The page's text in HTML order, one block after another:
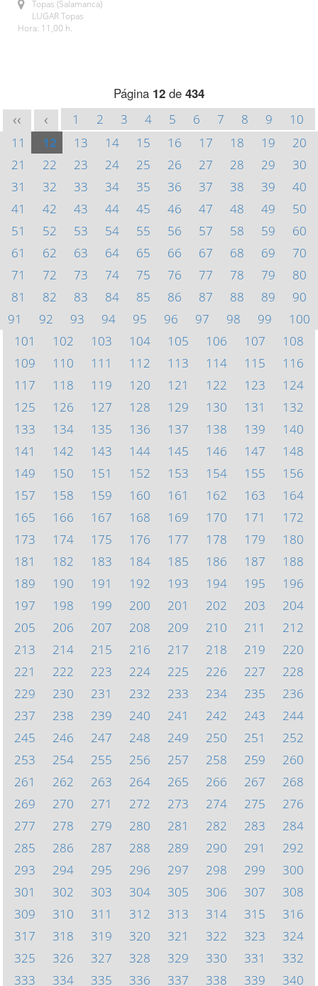
Topas (Salamanca)
LUGAR Topas
Hora: 11,00 h.
Página 12 de 434
<< < 1 2 3 4 5 6 7 8 9
10
11
12 13 14 15 16 17 18 19
20
21
22 23 24 25 26 27 28 29
30
31
32 33 34 35 36 37 38 39
40
41
42 43 44 45 46 47 48 49
50
51
52 53 54 55 56 57 58 59
60
61
62 63 64 65 66 67 68 69
70
71
72 73 74 75 76 77 78 79
80
81
82 83 84 85 86 87 88 89
90
91
92 93 94 95 96 97 98 99
100
101
102 103 104 105 106 107
108
109
110 111 112 113 114 115
116
117
118 119 120 121 122 123
124
125
126 127 128 129 130 131
132
133
134 135 136 137 138 139
140
141
142 143 144 145 146 147
148
149
150 151 152 153 154 155
156
157
158 159 160 161 162 163
164
165
166 167 168 169 170 171
172
173
174 175 176 177 178 179
180
181
182 183 184 185 186 187
188
189
190 191 192 193 194 195
196
197
198 199 200 201 202 203
204
205
206 207 208 209 210 211
212
213
214 215 216 217 218 219
220
221
222 223 224 225 226 227
228
229
230 231 232 233 234 235
236
237
238 239 240 241 242 243
244
245
246 247 248 249 250 251
252
253
254 255 256 257 258 259
260
261
262 263 264 265 266 267
268
269
270 271 272 273 274 275
276
277
278 279 280 281 282 283
284
285
286 287 288 289 290 291
292
293
294 295 296 297 298 299
300
301
302 303 304 305 306 307
308
309
310 311 312 313 314 315
316
317
318 319 320 321 322 323
324
325
326 327 328 329 330 331
332
333
334 335 336 337 338 339 340